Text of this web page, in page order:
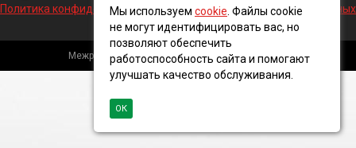
Политика конфиденциальности и обработки персональных данных
Межрегиональная кабельная компания, 2016 ©
Мы используем cookie . Файлы cookie
не могут идентифицировать вас, но
позволяют обеспечить
работоспособность сайта и помогают
улучшать качество обслуживания.
ОК